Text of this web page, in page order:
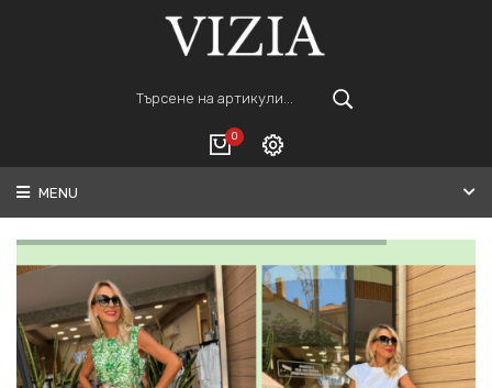
0
ВАШАТА КОЛИЧКА Е ПРАЗНА.
Общо :
ПОРЪЧАЙ
Регистрация
MENU